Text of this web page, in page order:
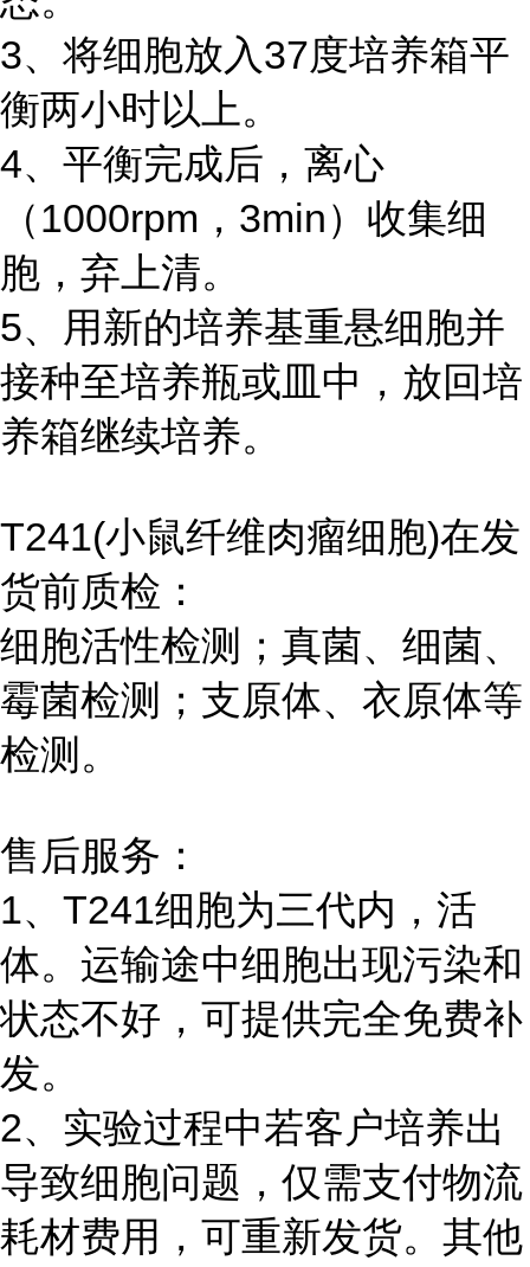
3、将细胞放入37度培养箱平
衡两小时以上。
4、平衡完成后，离心
（1000rpm，3min）收集细
胞，弃上清。
5、用新的培养基重悬细胞并
接种至培养瓶或皿中，放回培
养箱继续培养。
T241(小鼠纤维肉瘤细胞)在发
货前质检：
细胞活性检测；真菌、细菌、
霉菌检测；支原体、衣原体等
检测。
售后服务：
1、T241细胞为三代内，活
体。运输途中细胞出现污染和
状态不好，可提供完全免费补
发。
2、实验过程中若客户培养出
导致细胞问题，仅需支付物流
耗材费用，可重新发货。其他